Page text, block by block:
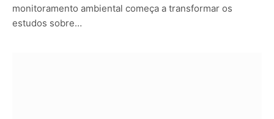
monitoramento ambiental começa a transformar os
estudos sobre…